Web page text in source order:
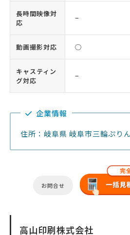
長時間映像対
応
−
動画撮影対応 ◯
キャスティン
グ対応
−
企業情報
住所：岐阜県 岐阜市三輪ぷり
お問合せ
高山印刷株式会社